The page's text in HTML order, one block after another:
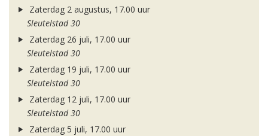
Zaterdag 2 augustus, 17.00 uur
Sleutelstad 30
Zaterdag 26 juli, 17.00 uur
Sleutelstad 30
Zaterdag 19 juli, 17.00 uur
Sleutelstad 30
Zaterdag 12 juli, 17.00 uur
Sleutelstad 30
Zaterdag 5 juli, 17.00 uur